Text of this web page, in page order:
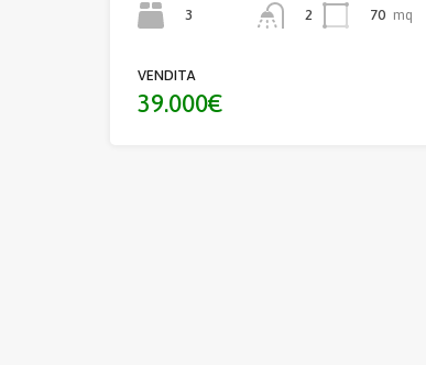
3
2
70 mq
VENDITA
39.000€